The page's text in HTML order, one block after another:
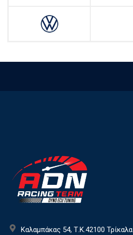
Καλαμπάκας 54, Τ.Κ.42100 Τρίκαλα